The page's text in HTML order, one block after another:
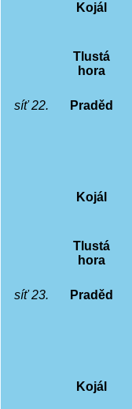
Kojál
Tlustá
hora
síť 22. Praděd
Kojál
Tlustá
hora
síť 23. Praděd
Kojál